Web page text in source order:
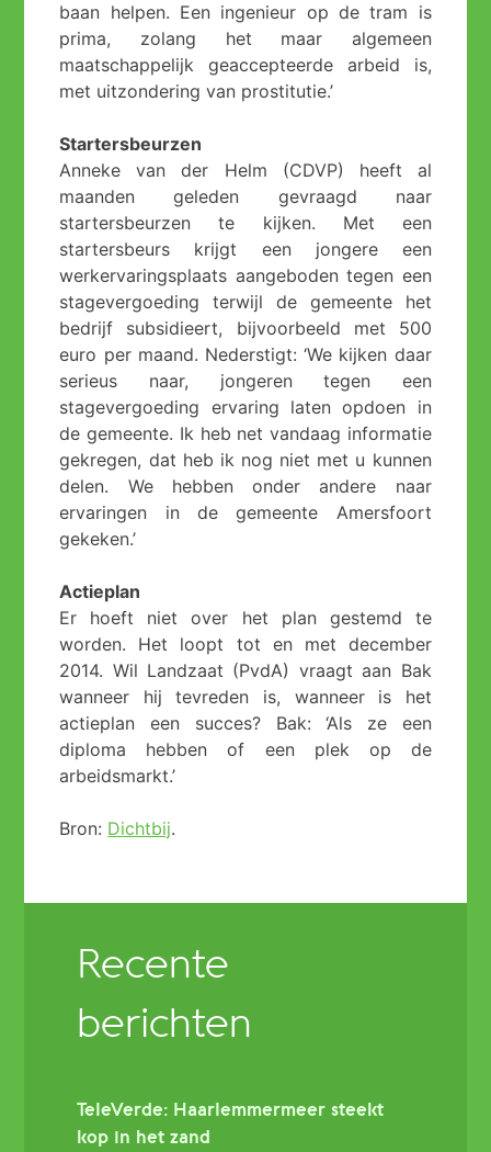
baan helpen. Een ingenieur op de tram is
prima, zolang het maar algemeen
maatschappelijk geaccepteerde arbeid is,
met uitzondering van prostitutie.’
Startersbeurzen
Anneke van der Helm (CDVP) heeft al
maanden geleden gevraagd naar
startersbeurzen te kijken. Met een
startersbeurs krijgt een jongere een
werkervaringsplaats aangeboden tegen een
stagevergoeding terwijl de gemeente het
bedrijf subsidieert, bijvoorbeeld met 500
euro per maand. Nederstigt: ‘We kijken daar
serieus naar, jongeren tegen een
stagevergoeding ervaring laten opdoen in
de gemeente. Ik heb net vandaag informatie
gekregen, dat heb ik nog niet met u kunnen
delen. We hebben onder andere naar
ervaringen in de gemeente Amersfoort
gekeken.’
Actieplan
Er hoeft niet over het plan gestemd te
worden. Het loopt tot en met december
2014. Wil Landzaat (PvdA) vraagt aan Bak
wanneer hij tevreden is, wanneer is het
actieplan een succes? Bak: ‘Als ze een
diploma hebben of een plek op de
arbeidsmarkt.’
Bron: Dichtbij.
Recente
berichten
TeleVerde: Haarlemmermeer steekt
kop in het zand